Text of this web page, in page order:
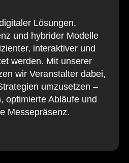
Lösungen,
und hybrider Modelle
interaktiver und
werden. Mit unserer
wir Veranstalter dabei,
umzusetzen –
optimierte Abläufe und
Messepräsenz.